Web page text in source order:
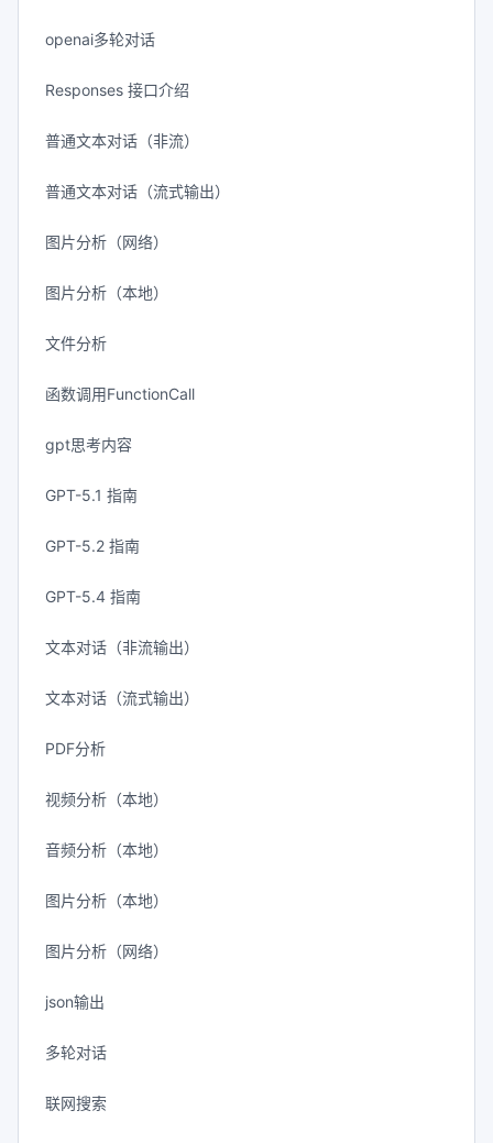
openai多轮对话
Responses 接口介绍
普通文本对话（非流）
普通文本对话（流式输出）
图片分析（网络）
图片分析（本地）
文件分析
函数调用FunctionCall
gpt思考内容
GPT-5.1 指南
GPT-5.2 指南
GPT-5.4 指南
文本对话（非流输出）
文本对话（流式输出）
PDF分析
视频分析（本地）
音频分析（本地）
图片分析（本地）
图片分析（网络）
json输出
多轮对话
联网搜索